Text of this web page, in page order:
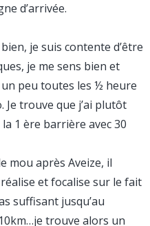
d’arrivée.
je suis contente d’être
je me sens bien et
peu toutes les ½ heure
Je trouve que j’ai plutôt
1 ère barrière avec 30
mou après Aveize, il
et focalise sur le fait
suffisant jusqu’au
trouve alors un